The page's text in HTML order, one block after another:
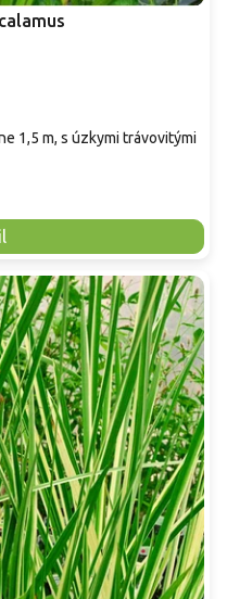
- Acorus calamus
1,5 m, s úzkymi trávovitými